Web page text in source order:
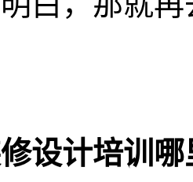
设计培训哪